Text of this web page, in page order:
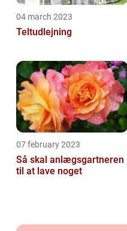
04 march 2023
Teltudlejning
07 february 2023
Så skal anlægsgartneren
til at lave noget